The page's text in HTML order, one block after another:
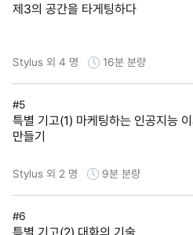
제3의 공간을 타게팅하다
Stylus 외 4 명 16분 분량
#5
특별 기고(1) 마케팅하는 인공지능
만들기
Stylus 외 2 명 9분 분량
#6
특별 기고(2) 대화의 기술